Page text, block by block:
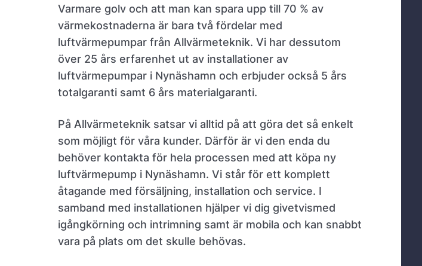
Varmare golv och att man kan spara upp till 70 % av
värmekostnaderna är bara två fördelar med
luftvärmepumpar från Allvärmeteknik. Vi har dessutom
över 25 års erfarenhet ut av installationer av
luftvärmepumpar i Nynäshamn och erbjuder också 5 års
totalgaranti samt 6 års materialgaranti.
På Allvärmeteknik satsar vi alltid på att göra det så enkelt
som möjligt för våra kunder. Därför är vi den enda du
behöver kontakta för hela processen med att köpa ny
luftvärmepump i Nynäshamn. Vi står för ett komplett
åtagande med försäljning, installation och service. I
samband med installationen hjälper vi dig givetvismed
igångkörning och intrimning samt är mobila och kan snabbt
vara på plats om det skulle behövas.